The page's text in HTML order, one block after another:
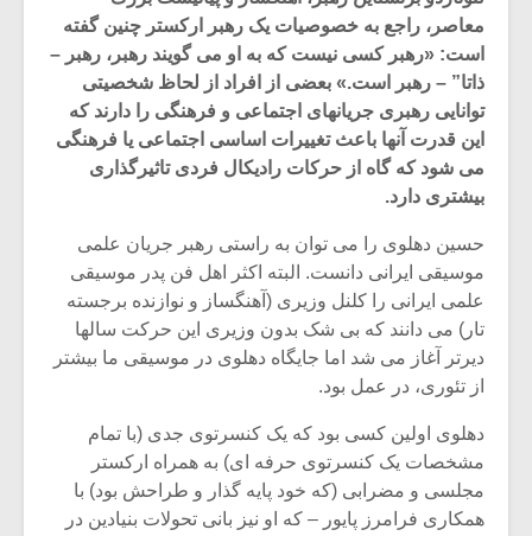
معاصر، راجع به خصوصیات یک رهبر ارکستر چنین گفته
است: «رهبر کسی نیست که به او می گویند رهبر، رهبر –
ذاتا” – رهبر است.» بعضی از افراد از لحاظ شخصیتی
توانایی رهبری جریانهای اجتماعی و فرهنگی را دارند که
این قدرت آنها باعث تغییرات اساسی اجتماعی یا فرهنگی
می شود که گاه از حرکات رادیکال فردی تاثیرگذاری
بیشتری دارد.
حسین دهلوی را می توان به راستی رهبر جریان علمی
موسیقی ایرانی دانست. البته اکثر اهل فن پدر موسیقی
علمی ایرانی را کلنل وزیری (آهنگساز و نوازنده برجسته
تار) می دانند که بی شک بدون وزیری این حرکت سالها
دیرتر آغاز می شد اما جایگاه دهلوی در موسیقی ما بیشتر
از تئوری، در عمل بود.
دهلوی اولین کسی بود که یک کنسرتوی جدی (با تمام
مشخصات یک کنسرتوی حرفه ای) به همراه ارکستر
مجلسی و مضرابی (که خود پایه گذار و طراحش بود) با
همکاری فرامرز پایور – که او نیز بانی تحولات بنیادین در
میکلوش روژا موریس ژار